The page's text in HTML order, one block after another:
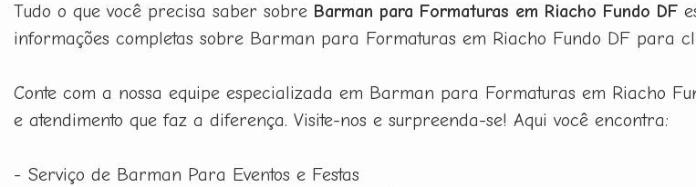
Tudo o que você precisa saber sobre Barman para Formaturas em Riacho Fundo DF
informações completas sobre Barman para Formaturas em Riacho Fundo DF para
Conte com a nossa equipe especializada em Barman para Formaturas em Riacho
e atendimento que faz a diferença. Visite-nos e surpreenda-se! Aqui você encontra:
- Serviço de Barman Para Eventos e Festas